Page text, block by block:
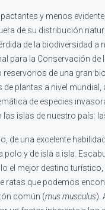
y menos
de su distribución
de la biodiversidad
para la Conservación
de una gran
de plantas a nivel
de especies
islas de nuestro país:
de una excelente
polo y de isla a isla.
el mejor destino
ratas que podemos
común (mus musculus).